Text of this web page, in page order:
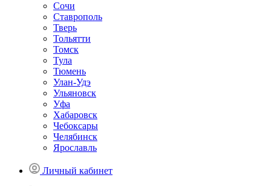
Сочи
Ставрополь
Тверь
Тольятти
Томск
Тула
Тюмень
Улан-Удэ
Ульяновск
Уфа
Хабаровск
Чебоксары
Челябинск
Ярославль
Личный кабинет